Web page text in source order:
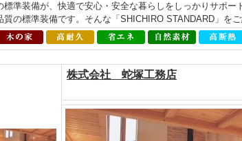
標準装備が、快適で安心・安全な暮らしをしっかりサポ
質の標準装備です。そんな「SHICHIRO STANDARD」を
株式会社 蛇塚工務店